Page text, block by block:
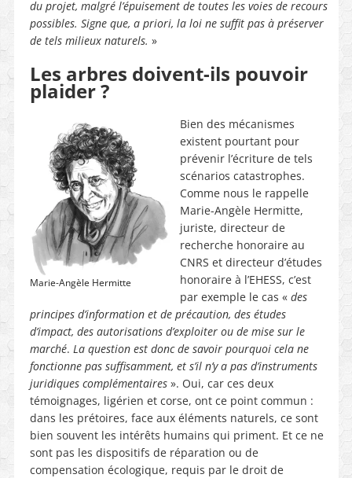
du projet, malgré l’épuisement de toutes les voies de recours
possibles. Signe que, a priori, la loi ne suffit pas à préserver
de tels milieux naturels. »
Les arbres doivent-ils pouvoir
plaider ?
Marie-Angèle Hermitte
Bien des mécanismes
existent pourtant pour
prévenir l’écriture de tels
scénarios catastrophes.
Comme nous le rappelle
Marie-Angèle Hermitte,
juriste, directeur de
recherche honoraire au
CNRS et directeur d’études
honoraire à l’EHESS, c’est
par exemple le cas « des
principes d’information et de précaution, des études
d’impact, des autorisations d’exploiter ou de mise sur le
marché. La question est donc de savoir pourquoi cela ne
fonctionne pas suffisamment, et s’il n’y a pas d’instruments
juridiques complémentaires». Oui, car ces deux
témoignages, ligérien et corse, ont ce point commun :
dans les prétoires, face aux éléments naturels, ce sont
bien souvent les intérêts humains qui priment. Et ce ne
sont pas les dispositifs de réparation ou de
compensation écologique, requis par le droit de